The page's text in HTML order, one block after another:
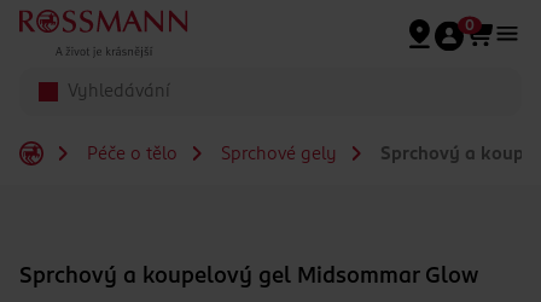
Přeskočit na hlavmní obsah
0
Péče o tělo Sprchové gely Sprchový a
Sprchový a koupelový gel Midsommar Glow